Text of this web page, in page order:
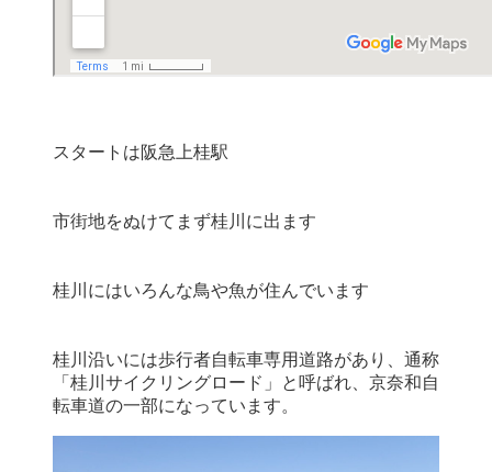
スタートは阪急上桂駅
市街地をぬけてまず桂川に出ます
桂川にはいろんな鳥や魚が住んでいます
桂川沿いには歩行者自転車専用道路があり、通称
「桂川サイクリングロード」と呼ばれ、京奈和自
転車道の一部になっています。